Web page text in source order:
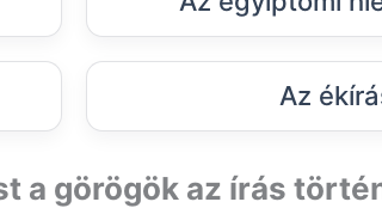
Az
a görögök az írás